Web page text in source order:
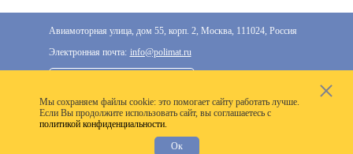
Авиамоторная улица, дом 55, корп. 2, Москва, 111024, Россия
Электронная почта: info@polimat.ru
2020–2026 © Компания «Полимат»: ООО «Все для
календарей», ИНН 7718300356
Мы cохраняем файлы cookie: это помогает сайту работать лучше.
Если Вы продолжите использовать сайт, вы соглашаетесь с
политикой конфиденциальности.
Ок